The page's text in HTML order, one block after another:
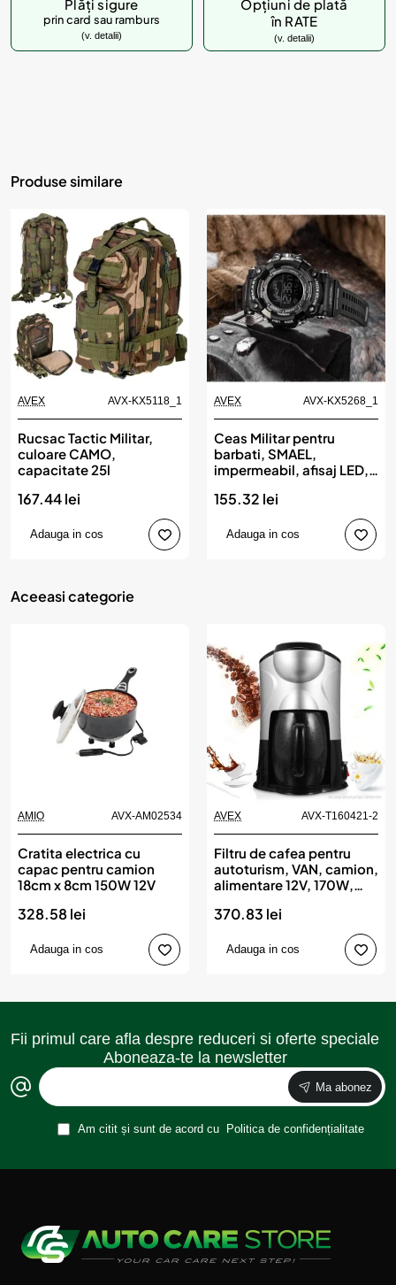
Plăți sigure
prin card sau ramburs
(v. detalii)
Opțiuni de plată
în RATE
(v. detalii)
Produse similare
AVEX AVX-KX5118_1
Rucsac Tactic Militar,
culoare CAMO,
capacitate 25l
167.44 lei
Adauga in cos
AVEX AVX-KX5268_1
Ceas Militar pentru
barbati, SMAEL,
impermeabil, afisaj LED,
155.32 lei
Adauga in cos
Aceeasi categorie
AMIO AVX-AM02534
Cratita electrica cu
capac pentru camion
18cm x 8cm 150W 12V
328.58 lei
Adauga in cos
AVEX AVX-T160421-2
Filtru de cafea pentru
autoturism, VAN, camion,
alimentare 12V, 170W,
370.83 lei
Adauga in cos
Fii primul care afla despre reduceri si oferte speciale
Aboneaza-te la newsletter
Ma abonez
Am citit și sunt de acord cu Politica de confidențialitate